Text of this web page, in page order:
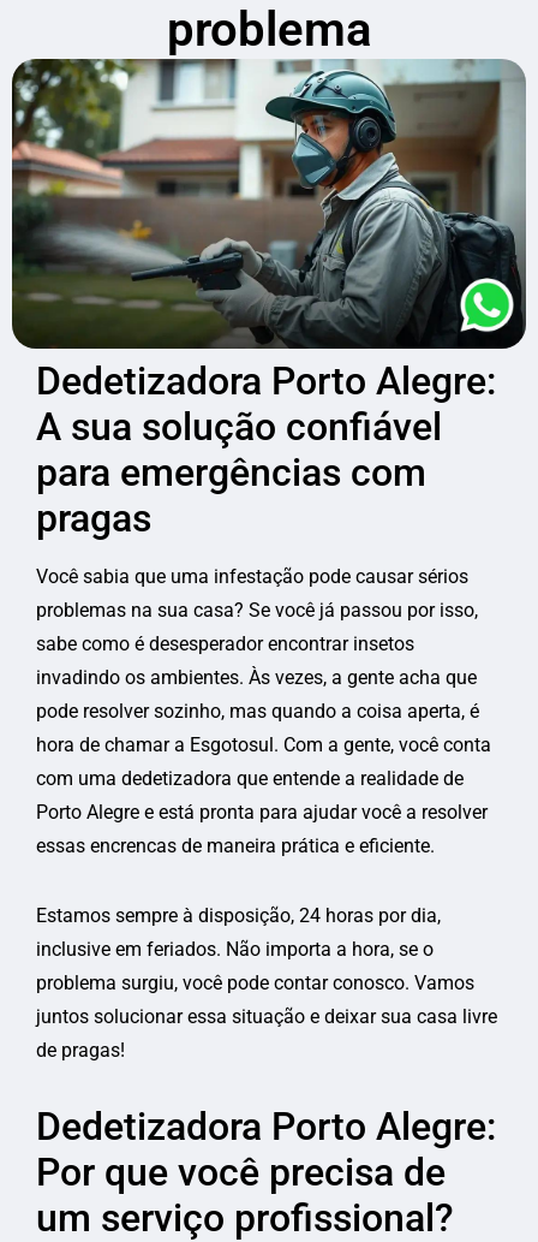
problema
Dedetizadora Porto Alegre:
A sua solução confiável
para emergências com
pragas
Você sabia que uma infestação pode causar sérios
problemas na sua casa? Se você já passou por isso,
sabe como é desesperador encontrar insetos
invadindo os ambientes. Às vezes, a gente acha que
pode resolver sozinho, mas quando a coisa aperta, é
hora de chamar a Esgotosul. Com a gente, você conta
com uma dedetizadora que entende a realidade de
Porto Alegre e está pronta para ajudar você a resolver
essas encrencas de maneira prática e eficiente.
Estamos sempre à disposição, 24 horas por dia,
inclusive em feriados. Não importa a hora, se o
problema surgiu, você pode contar conosco. Vamos
juntos solucionar essa situação e deixar sua casa livre
de pragas!
Dedetizadora Porto Alegre:
Por que você precisa de
um serviço profissional?